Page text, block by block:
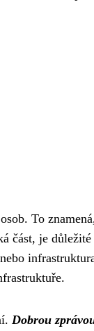
To
část, je důležité
Dobrou